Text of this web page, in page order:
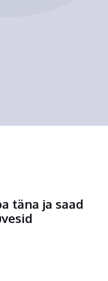
täna ja saad